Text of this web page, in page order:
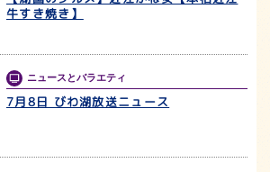
牛すき焼き】
ニュースとバラエティ
7月8日 びわ湖放送ニュース